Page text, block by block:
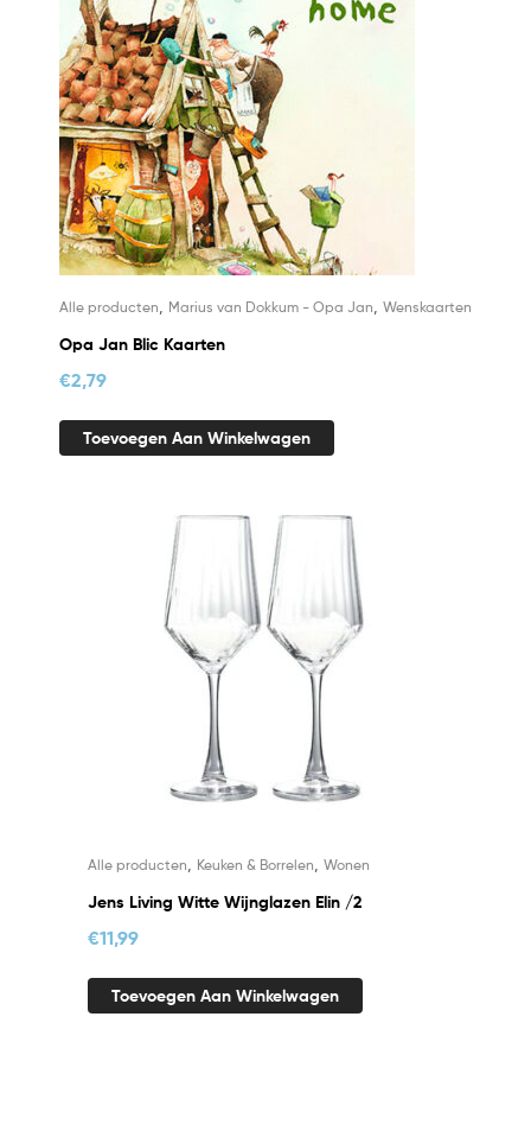
Alle producten Marius van Dokkum - Opa Jan Wenskaarten
Opa Jan Blic Kaarten
€2,79
Toevoegen Aan Winkelwagen
Alle producten Keuken & Borrelen Wonen
Jens Living Witte Wijnglazen Elin /2
€11,99
Toevoegen Aan Winkelwagen